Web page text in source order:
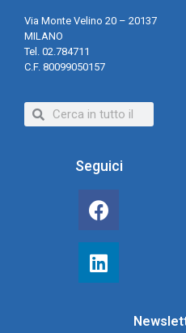
Via Monte Velino 20 – 20137
MILANO
Tel. 02.784711
C.F. 80099050157
Seguici